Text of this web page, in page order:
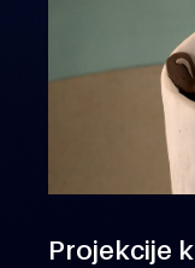
Projekcije